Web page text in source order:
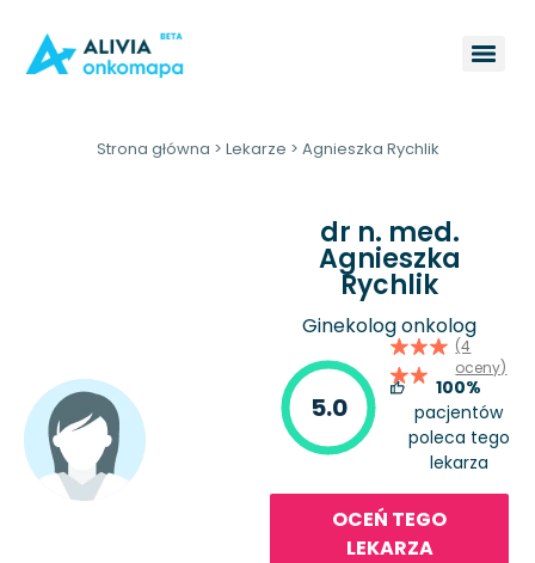
Strona główna > Lekarze > Agnieszka Rychlik
dr n. med.
Agnieszka
Rychlik
Ginekolog onkolog
5.0
(4
oceny)
100%
pacjentów
poleca tego
lekarza
OCEŃ TEGO
LEKARZA